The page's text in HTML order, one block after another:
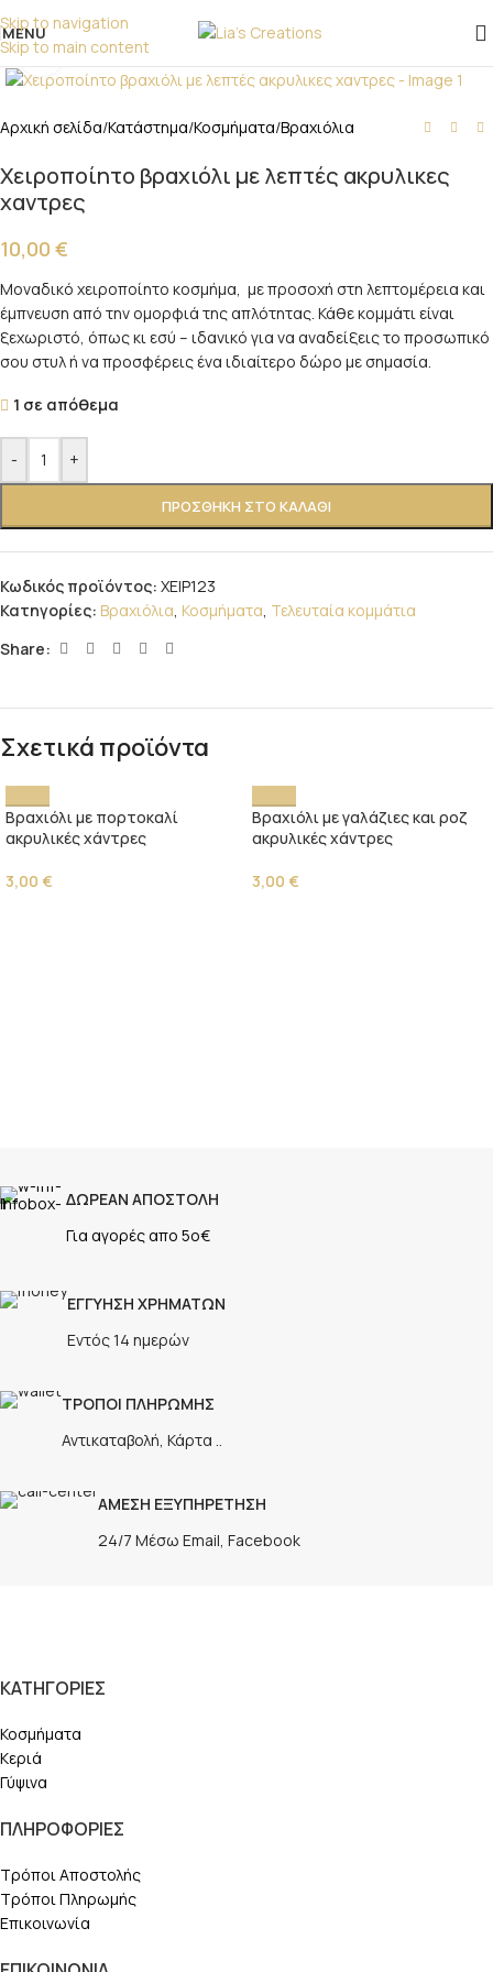
Skip to navigation
Skip to main content
επικοινωνήστε μαζί μας!
MENU
Click to enlarge
Αρχική σελίδα/Κατάστημα/Κοσμήματα/Βραχιόλια
Χειροποίητο βραχιόλι με λεπτές ακρυλικες
χαντρες
10,00 €
Μοναδικό χειροποίητο κοσμήμα, με προσοχή στη λεπτομέρεια και
έμπνευση από την ομορφιά της απλότητας. Κάθε κομμάτι είναι
ξεχωριστό, όπως κι εσύ – ιδανικό για να αναδείξεις το προσωπικό
σου στυλ ή να προσφέρεις ένα ιδιαίτερο δώρο με σημασία.
1 σε απόθεμα
- +
ΠΡΟΣΘΉΚΗ ΣΤΟ ΚΑΛΆΘΙ
Κωδικός προϊόντος: ΧΕΙΡ123
Κατηγορίες: Βραχιόλια, Κοσμήματα, Τελευταία κομμάτια
Share:
Σχετικά προϊόντα
Βραχιόλι με πορτοκαλί
ακρυλικές χάντρες
3,00 €
Βραχιόλι με γαλάζιες και ροζ
ακρυλικές χάντρες
3,00 €
ΔΩΡΕΑΝ ΑΠΟΣΤΟΛΗ
Για αγορές απο 5ο€
ΕΓΓΥΗΣΗ ΧΡΗΜΑΤΩΝ
Εντός 14 ημερών
ΤΡΟΠΟΙ ΠΛΗΡΩΜΗΣ
Αντικαταβολή, Κάρτα ..
ΑΜΕΣΗ ΕΞΥΠΗΡΕΤΗΣΗ
24/7 Μέσω Email, Facebook
ΚΑΤΗΓΟΡΙΕΣ
Κοσμήματα
Κεριά
Γύψινα
ΠΛΗΡΟΦΟΡΙΕΣ
Τρόποι Αποστολής
Τρόποι Πληρωμής
Επικοινωνία